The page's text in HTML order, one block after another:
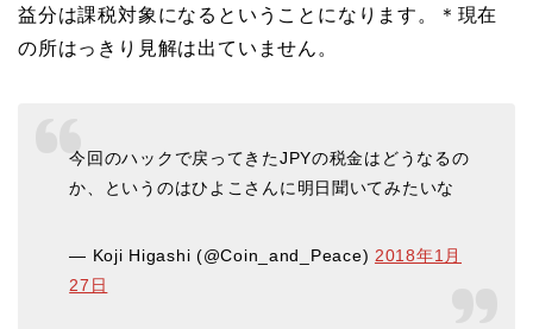
益分は課税対象になるということになります。＊現在
の所はっきり見解は出ていません。
今回のハックで戻ってきたJPYの税金はどうなるの
か、というのはひよこさんに明日聞いてみたいな
— Koji Higashi (@Coin_and_Peace) 2018年1月
27日